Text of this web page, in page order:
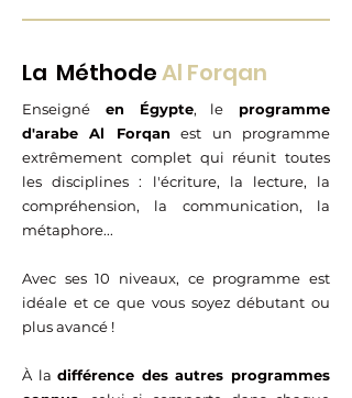
La MéthodeAl Forqan
Enseigné en Égypte, le programme
d'arabe Al Forqanest un programme
extrêmement complet qui réunit toutes
les disciplines : l'écriture, la lecture, la
compréhension, la communication, la
métaphore...
Avec ses 10 niveaux, ce programme est
idéale et ce que vous soyez débutant ou
plus avancé !
À ladifférence des autres programmes